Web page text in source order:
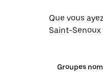
Que vous
Saint-
Groupes